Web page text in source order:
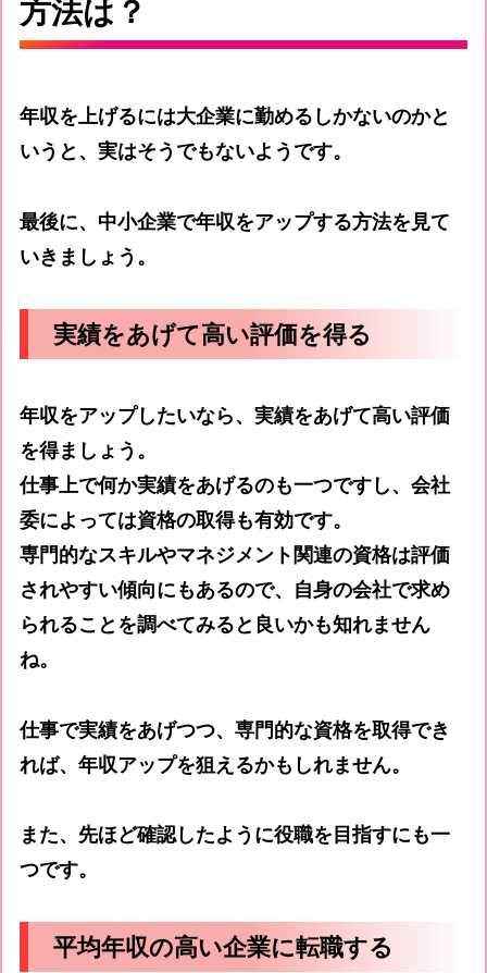
方法は？
年収を上げるには大企業に勤めるしかないのかと
いうと、実はそうでもないようです。
最後に、中小企業で年収をアップする方法を見て
いきましょう。
実績をあげて高い評価を得る
年収をアップしたいなら、実績をあげて高い評価
を得ましょう。
仕事上で何か実績をあげるのも一つですし、会社
委によっては資格の取得も有効です。
専門的なスキルやマネジメント関連の資格は評価
されやすい傾向にもあるので、自身の会社で求め
られることを調べてみると良いかも知れません
ね。
仕事で実績をあげつつ、専門的な資格を取得でき
れば、年収アップを狙えるかもしれません。
また、先ほど確認したように役職を目指すにも一
つです。
平均年収の高い企業に転職する